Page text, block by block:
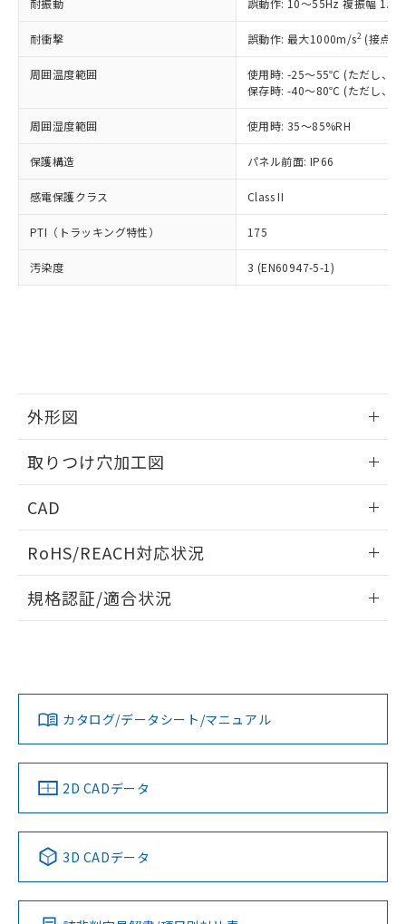
耐振動 誤動作: 10～55Hz 複振幅
耐衝撃 誤動作: 最大1000m/s2 (接点
周囲温度範囲
使用時: -25～55℃ (ただし、氷
保存時: -40～80℃ (ただし、氷
周囲湿度範囲 使用時: 35～85%RH
保護構造 パネル前面: IP66
感電保護クラス Class II
PTI（トラッキング特性） 175
汚染度 3 (EN60947-5-1)
外形図
取りつけ穴加工図
CAD
ドすることができます。
ログイン/会員登録
ダウンロードデータをご利用いただく前に、以下を必ずお読
みください。
ソフトウェアの使用条件
RoHS/REACH対応状況
EU RoHS 注意事項・凡例
対応済み
中国 RoHS 注意事項・凡例
Pb Hg Cd Cr(VI)
規格認証/適合状況
カタログ/データシート/マニュアル
2D CADデータ
3D CADデータ
正式な納期状況および標準価格はお客
様のお取引先、またはお客様担当のオ
ムロン制御機器販売店・当社販売員に
オムロン制御機器販売店や当社販売拠
販売ネットワーク
」をご確認
在庫状況および標準価格結果を当社の
事前の承諾なく第三者に漏洩または開
示しないようお願いします。
マイパーツ機能（部品リスト作成サー
ビス）をご利用いただくには、I-Web
メンバーズにご登録されている必要が
お客様が当ウェブサイト上で当社にご
指します。
但し、RoHS指令で産業用監視および制御機器に対する
適用除外項目は除く。
フタル酸エステル類の４物質については閾値を超える意
図的な使用がないことを確認しています。
部品在庫の切り替え状況などにより、予定
月が前後することがあります。
※3 非含有証明書ダウンロード
51物質の非含有証明書（当社基準）
※本証明書は発行日時点で非含有を証明す
るもので、過去に遡って非含有を証明する
ものではありません。
また、RoHS指令のフタル酸エステル類４
欄に対応日を記載しておりました。
既に当社にて対応品への在庫切替を完了
していることから、特段のことがない限
り、2022年1月12日より割愛しておりま
す。
DBP(フタル酸ジブチル) : 1000ppm、 DIBP(フタル酸ジ
イソブチル) : 1000ppm、 BBP(フタル酸ブチルベンジ
DEHP(フタル酸ビス(2-エチルヘキシル)) : 1000ppm
準値以下であることを示します。
「10」：通常の使用状況下において有害物
質が外部に漏えいし、環境に深刻な影響を
及ぼさない年数を意味します。
「－」：未確認です。当社販売部門へお問
全に破砕するなど、違法に輸出されな
いよう必要な手段を講じます。
当社は貴社製品を、核兵器、ミサイ
ル、化学兵器、生物兵器またはその他
武器並びにこれらの製造装置等に一切
当社は、貴社製品を第三者に販売する
場合は、上記1、2および3の内容を当
該第三者に通知します。また当社は、
販売先および販売に係わる関係者が違
法に輸出するおそれがある場合は、取
り引きをいたしません。
一定数には満たないが在庫あり
－
在庫なし(最新の在庫状況につ
いては、お客様のお取引先、ま
たはお客様担当のオムロン制御
機器販売店・当社販売員にご確
空
受注生産機種、また在庫状況の
情報を公開していない機種